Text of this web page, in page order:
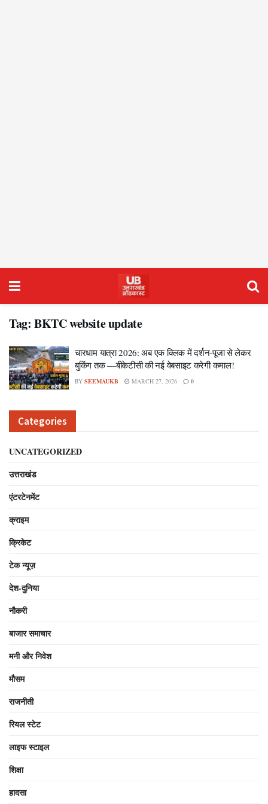
Tag: BKTC website update
चारधाम यात्रा 2026: अब एक क्लिक में दर्शन-पूजा से लेकर
बुकिंग तक —बीकेटीसी की नई वेबसाइट करेगी कमाल!
BY SEEMAUKB MARCH 27, 2026 0
Categories
UNCATEGORIZED
उत्तराखंड
एंटरटेनमेंट
क्राइम
क्रिकेट
टेक न्यूज़
देश-दुनिया
नौकरी
बाजार समाचार
मनी और निवेश
मौसम
राजनीती
रियल स्टेट
लाइफ स्टाइल
शिक्षा
हादसा